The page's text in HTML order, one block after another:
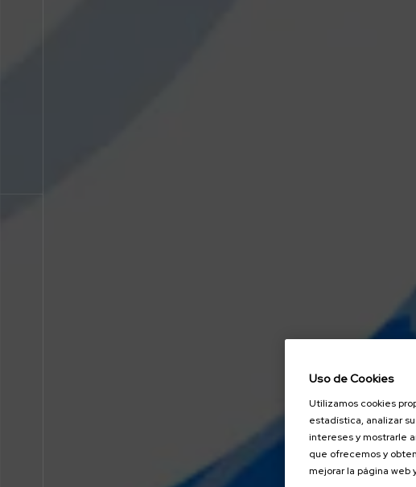
Uso de Cookies
Utilizamos cookies
estadística, analizar
intereses y mostrarle
que ofrecemos y
mejorar la página web